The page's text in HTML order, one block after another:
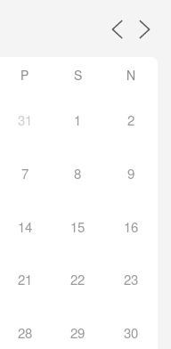
P S N
31 1 2
7 8 9
14 15 16
21 22 23
28 29 30